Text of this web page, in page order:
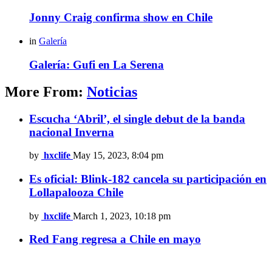
Jonny Craig confirma show en Chile
in Galería
Galería: Gufi en La Serena
More From: Noticias
Escucha ‘Abril’, el single debut de la banda
nacional Inverna
by hxclife May 15, 2023, 8:04 pm
Es oficial: Blink-182 cancela su participación en
Lollapalooza Chile
by hxclife March 1, 2023, 10:18 pm
Red Fang regresa a Chile en mayo